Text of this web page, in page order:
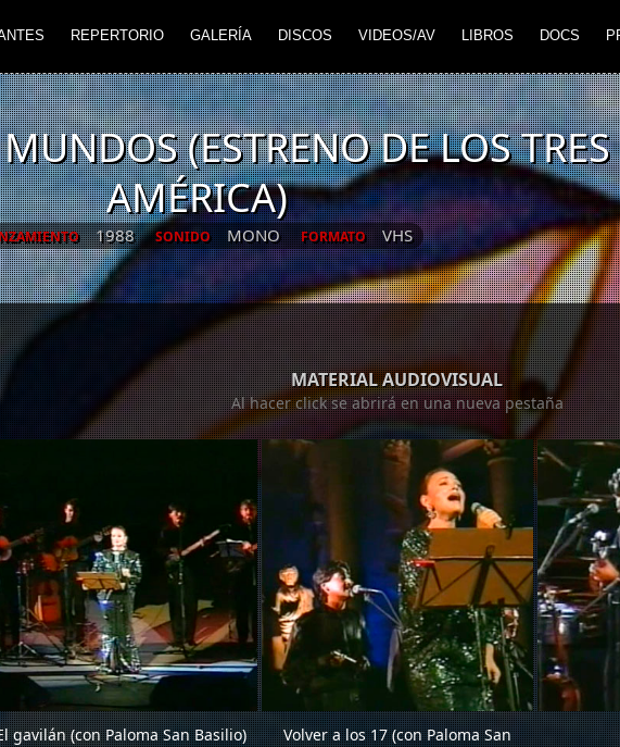
REPERTORIO GALERÍA DISCOS VIDEOS/AV LIBROS DOCS
(ESTRENO DE LOS
AMÉRICA)
1988 SONIDO MONO FORMATO VHS
MATERIAL AUDIOVISUAL
Al hacer click se abrirá en una nueva pestaña
gavilán (con Paloma San Basilio)
Volver a los 17 (con Paloma San